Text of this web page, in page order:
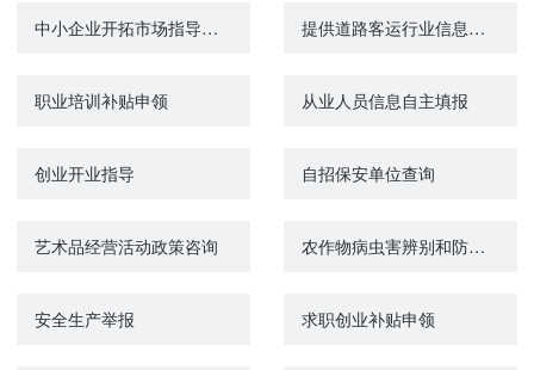
中小企业开拓市场指导和服务咨询 提供道路客运行业信息服务
职业培训补贴申领 从业人员信息自主填报
创业开业指导 自招保安单位查询
艺术品经营活动政策咨询 农作物病虫害辨别和防治技术提供
安全生产举报 求职创业补贴申领